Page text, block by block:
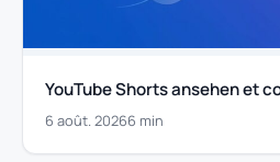
YouTube Shorts ansehen et
6 août. 20266 min